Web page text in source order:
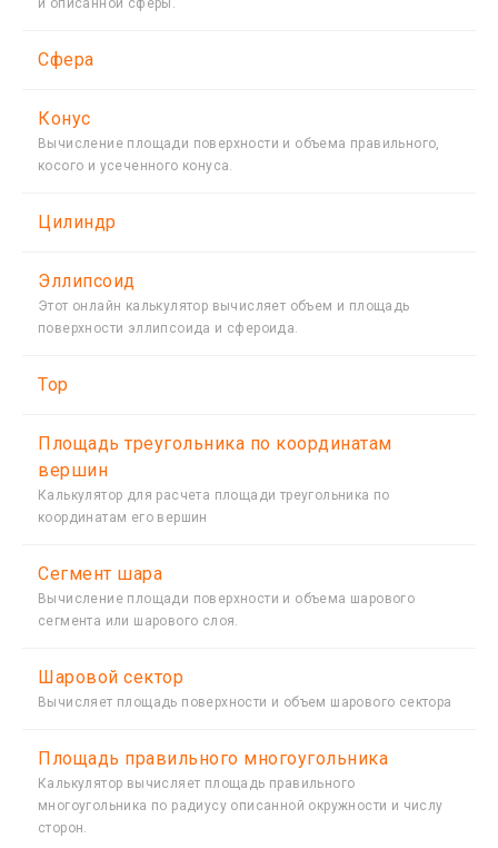
и описанной сферы.
Сфера
Конус
Вычисление площади поверхности и объема правильного,
косого и усеченного конуса.
Цилиндр
Эллипсоид
Этот онлайн калькулятор вычисляет объем и площадь
поверхности эллипсоида и сфероида.
Тор
Площадь треугольника по координатам
вершин
Калькулятор для расчета площади треугольника по
координатам его вершин
Сегмент шара
Вычисление площади поверхности и объема шарового
сегмента или шарового слоя.
Шаровой сектор
Вычисляет площадь поверхности и объем шарового сектора
Площадь правильного многоугольника
Калькулятор вычисляет площадь правильного
многоугольника по радиусу описанной окружности и числу
сторон.